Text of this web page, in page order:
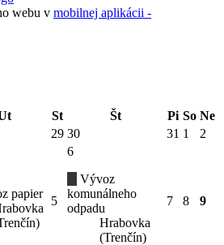
webu v mobilnej aplikácii -
St Št Pi So Ne
29 30 31 1 2
papier
5
6
Vývoz
komunálneho
odpadu
Hrabovka
(Trenčín)
7 8 9